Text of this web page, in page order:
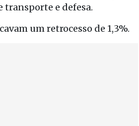
e defesa.
um retrocesso de 1,3%.